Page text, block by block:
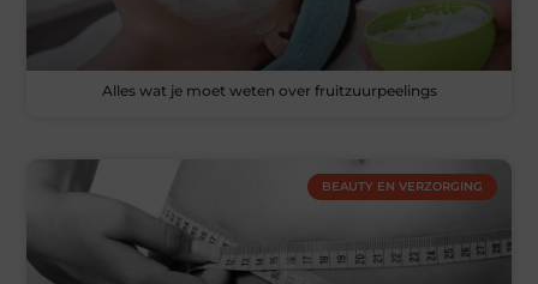
Alles wat je moet weten over fruitzuurpeelings
BEAUTY EN VERZORGING